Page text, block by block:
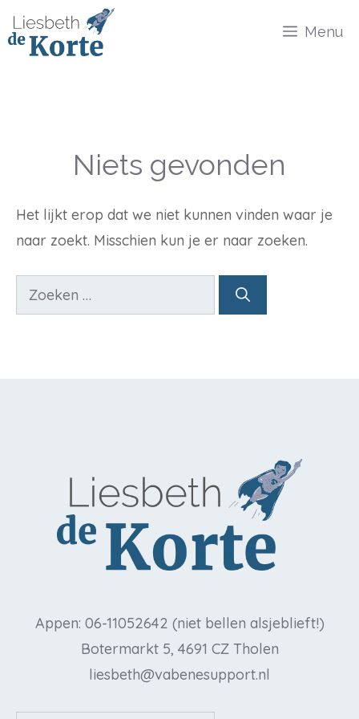
Ga
naar
Menu
Niets gevonden
Het lijkt erop dat we niet kunnen vinden waar je
naar zoekt. Misschien kun je er naar zoeken.
Zoek
naar:
Appen: 06-11052642 (niet bellen alsjeblieft!)
Botermarkt 5, 4691 CZ Tholen
liesbeth@vabenesupport.nl